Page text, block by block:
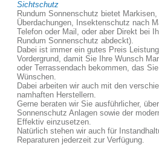
Sichtschutz
Rundum Sonnenschutz bietet
Überdachungen, Insektenschutz nach
Telefon oder Mail, oder aber Direkt bei
Rundum Sonnenschutz abdeckt).
Dabei ist immer ein gutes Preis
Vordergrund, damit Sie Ihre Wunsch
oder Terrassendach bekommen, das
Wünschen.
Dabei arbeiten wir auch mit den
namhaften Herstellern.
Gerne beraten wir Sie ausführlicher,
Sonnenschutz Anlagen sowie der
Effektiv einzusetzen.
Natürlich stehen wir auch für
Reparaturen jederzeit zur Verfügung.